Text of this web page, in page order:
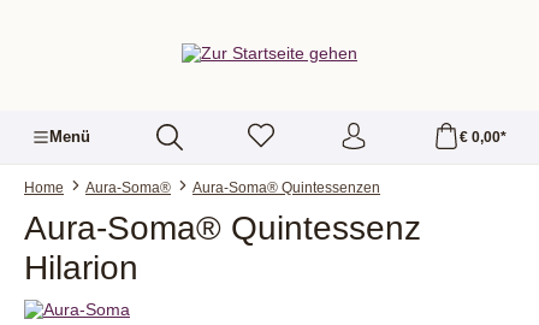
Menü € 0,00*
Home Aura-Soma® Aura-Soma® Quintessenzen
Aura-Soma® Quintessenz
Hilarion